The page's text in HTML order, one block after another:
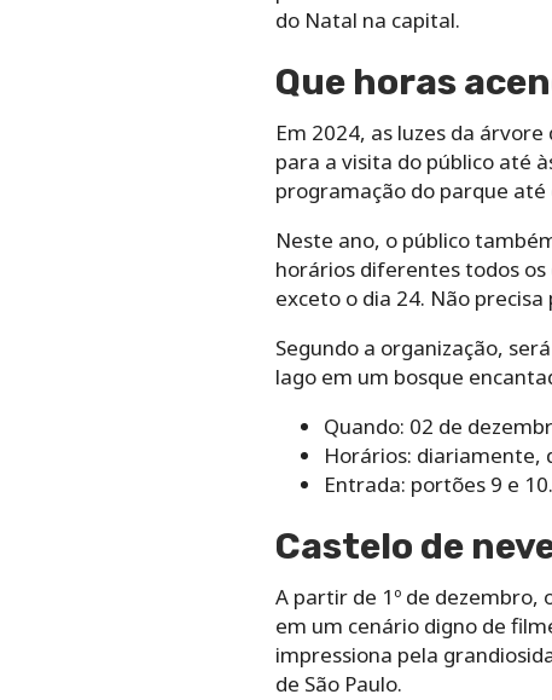
do Natal na capital.
Que horas
Em 2024, as luzes da
para a visita do público até
programação do parque até
Neste ano, o público
horários diferentes todos os
exceto o dia 24. Não
Segundo a organização,
lago em um bosque
Quando: 02 de
Horários: diariamente,
Entrada: portões 9 e 10.
Castelo de
A partir de 1º de dezembro,
em um cenário digno de
impressiona pela
de São Paulo.